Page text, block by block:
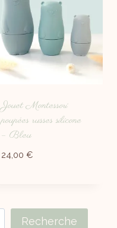
Jouet Montessori
poupées russes silicone
– Bleu
24,00 €
Recherche